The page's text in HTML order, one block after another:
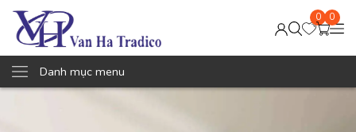
0 0
Danh mục menu